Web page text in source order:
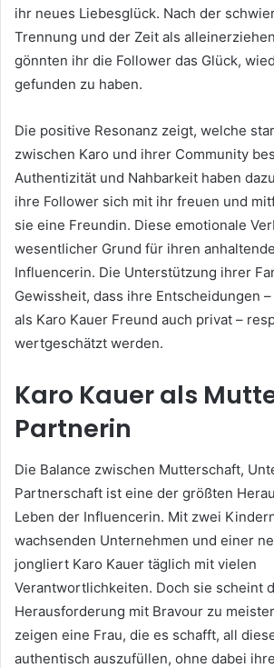
ihr neues Liebesglück. Nach der
Trennung und der Zeit als
gönnten ihr die Follower das Glück,
gefunden zu haben.
Die positive Resonanz zeigt, welche
zwischen Karo und ihrer Community
Authentizität und Nahbarkeit haben
ihre Follower sich mit ihr freuen und
sie eine Freundin. Diese emotionale
wesentlicher Grund für ihren
Influencerin. Die Unterstützung ihrer
Gewissheit, dass ihre Entscheidungen
als Karo Kauer Freund auch privat –
wertgeschätzt werden.
Karo Kauer als
Partnerin
Die Balance zwischen Mutterschaft,
Partnerschaft ist eine der größten
Leben der Influencerin. Mit zwei
wachsenden Unternehmen und einer
jongliert Karo Kauer täglich mit vielen
Verantwortlichkeiten. Doch sie scheint
Herausforderung mit Bravour zu
zeigen eine Frau, die es schafft, all
authentisch auszufüllen, ohne dabei